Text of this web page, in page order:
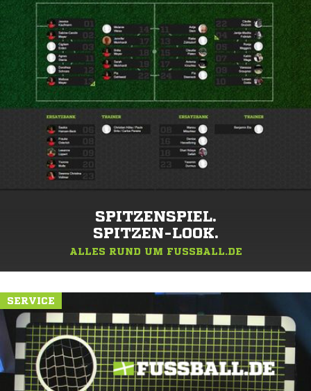
SPITZENSPIEL.
SPITZEN-LOOK.
ALLES RUND UM FUSSBALL.DE
SERVICE